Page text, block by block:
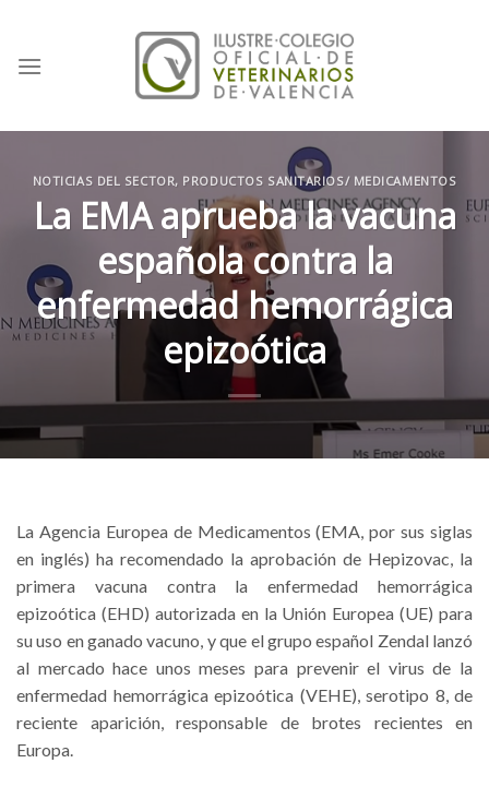
content
NOTICIAS DEL SECTOR, PRODUCTOS SANITARIOS/ MEDICAMENTOS
La EMA aprueba la vacuna
española contra la
enfermedad hemorrágica
epizoótica
La Agencia Europea de Medicamentos (EMA, por sus siglas
en inglés) ha recomendado la aprobación de Hepizovac, la
primera vacuna contra la enfermedad hemorrágica
epizoótica (EHD) autorizada en la Unión Europea (UE) para
su uso en ganado vacuno, y que el grupo español Zendal lanzó
al mercado hace unos meses para prevenir el virus de la
enfermedad hemorrágica epizoótica (VEHE), serotipo 8, de
reciente aparición, responsable de brotes recientes en
Europa.